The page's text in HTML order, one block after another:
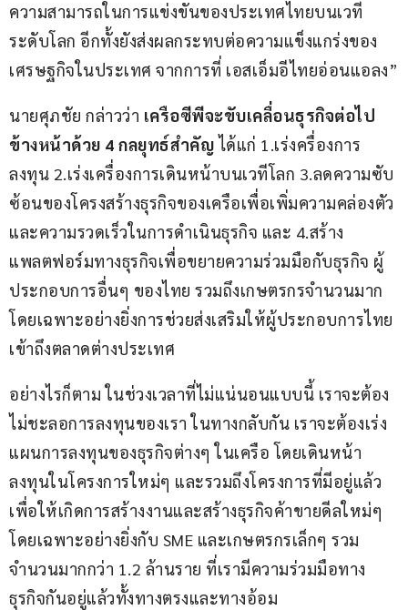
ความสามารถในการแข่งขันของประเทศไทยบนเวที
ระดับโลก อีกทั้งยังส่งผลกระทบต่อความแข็งแกร่งของ
เศรษฐกิจในประเทศ จากการที่ เอสเอ็มอีไทยอ่อนแอลง”
นายศุภชัย กล่าวว่า เครือซีพีจะขับเคลื่อนธุรกิจต่อไป
ข้างหน้าด้วย 4 กลยุทธ์สำคัญ ได้แก่ 1.เร่งครื่องการ
ลงทุน 2.เร่งเครื่องการเดินหน้าบนเวทีโลก 3.ลดความซับ
ซ้อนของโครงสร้างธุรกิจของเครือเพื่อเพิ่มความคล่องตัว
และความรวดเร็วในการดำเนินธุรกิจ และ 4.สร้าง
แพลตฟอร์มทางธุรกิจเพื่อขยายความร่วมมือกับธุรกิจ ผู้
ประกอบการอื่นๆ ของไทย รวมถึงเกษตรกรจำนวนมาก
โดยเฉพาะอย่างยิ่งการช่วยส่งเสริมให้ผู้ประกอบการไทย
เข้าถึงตลาดต่างประเทศ
อย่างไรก็ตาม ในช่วงเวลาที่ไม่แน่นอนแบบนี้ เราจะต้อง
ไม่ชะลอการลงทุนของเรา ในทางกลับกัน เราจะต้องเร่ง
แผนการลงทุนของธุรกิจต่างๆ ในเครือ โดยเดินหน้า
ลงทุนในโครงการใหม่ๆ และรวมถึงโครงการที่มีอยู่แล้ว
เพื่อให้เกิดการสร้างงานและสร้างธุรกิจค้าขายดีลใหม่ๆ
โดยเฉพาะอย่างยิ่งกับ SME และเกษตรกรเล็กๆ รวม
จำนวนมากกว่า 1.2 ล้านราย ที่เรามีความร่วมมือทาง
ธุรกิจกันอยู่แล้วทั้งทางตรงและทางอ้อม